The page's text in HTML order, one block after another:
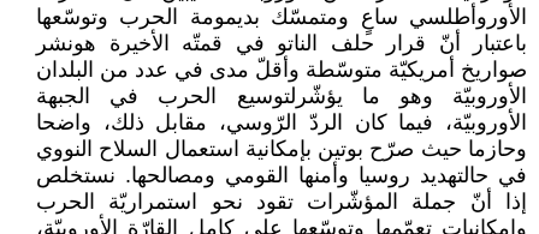
الأوروأطلسي ساعٍ ومتمسّك بديمومة الحرب وتوسّعها
باعتبار أنّ قرار حلف الناتو في قمتّه الأخيرة هونشر
صواريخ أمريكيّة متوسّطة وأقلّ مدى في عدد من البلدان
الأوروبيّة وهو ما يؤشّرلتوسيع الحرب في الجبهة
الأوروبيّة، فيما كان الردّ الرّوسي، مقابل ذلك، واضحا
وحازما حيث صرّح بوتين بإمكانية استعمال السلاح النووي
في حالتهديد روسيا وأمنها القومي ومصالحها. نستخلص
إذا أنّ جملة المؤشّرات تقود نحو استمراريّة الحرب
وإمكانيات تعمّمها وتوسّعها على كامل القارّة الأوروبيّة،